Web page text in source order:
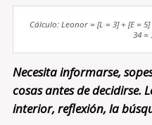
Cálculo: Leonor = [L = 3] + [E =
34 =
Necesita informarse,
cosas antes de decidirse.
interior, reflexión, la